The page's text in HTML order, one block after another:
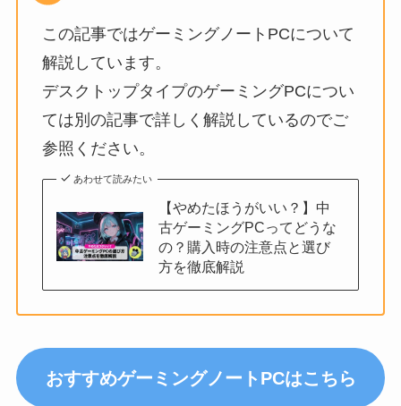
この記事ではゲーミングノートPCについて
解説しています。
デスクトップタイプのゲーミングPCについ
ては別の記事で詳しく解説しているのでご
参照ください。
あわせて読みたい
【やめたほうがいい？】中
古ゲーミングPCってどうな
の？購入時の注意点と選び
方を徹底解説
おすすめゲーミングノートPCはこちら